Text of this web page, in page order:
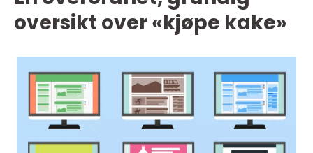
oversikt over «kjøpe kake»